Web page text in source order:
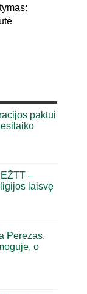
paktui
–
laisvę
Perezas.
o